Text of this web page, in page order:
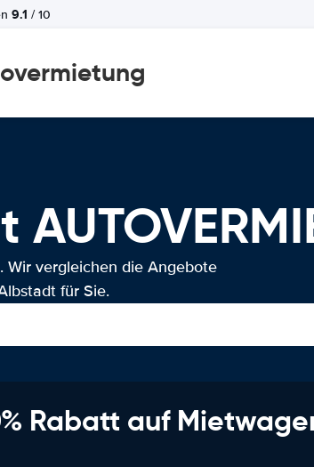
9.1 / 10
Wir vergleichen die Angebote
für Sie.
Rabatt auf